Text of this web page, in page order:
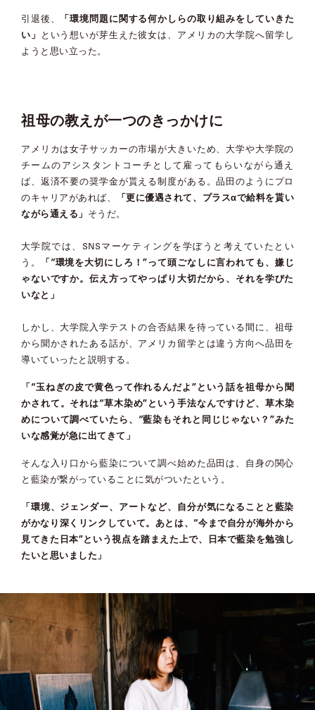
引退後、
「環境問題に関する何かしらの取り組みをしていきた
い」
という想いが芽生えた彼女は、アメリカの大学院へ留学し
ようと思い立った。
祖母の教えが一つのきっかけに
アメリカは女子サッカーの市場が大きいため、大学や大学院の
チームのアシスタントコーチとして雇ってもらいながら通え
ば、返済不要の奨学金が貰える制度がある。品田のようにプロ
のキャリアがあれば、
「更に優遇されて、プラスαで給料を貰い
ながら通える」 そうだ。
大学院では、SNSマーケティングを学ぼうと考えていたとい
う。
「“環境を大切にしろ！”って頭ごなしに言われても、嫌じ
ゃないですか。伝え方ってやっぱり大切だから、それを学びた
いなと」
しかし、大学院入学テストの合否結果を待っている間に、祖母
から聞かされたある話が、アメリカ留学とは違う方向へ品田を
導いていったと説明する。
「“玉ねぎの皮で黄色って作れるんだよ”という話を祖母から聞
かされて。それは“草木染め”という手法なんですけど、草木染
めについて調べていたら、“藍染もそれと同じじゃない？”みた
いな感覚が急に出てきて」
そんな入り口から藍染について調べ始めた品田は、自身の関心
と藍染が繋がっていることに気がついたという。
「環境、ジェンダー、アートなど、自分が気になることと藍染
がかなり深くリンクしていて。あとは、“今まで自分が海外から
見てきた日本”という視点を踏まえた上で、日本で藍染を勉強し
たいと思いました」